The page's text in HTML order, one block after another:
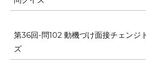
第36回-問102 動機づけ面接チェンジ
ズ